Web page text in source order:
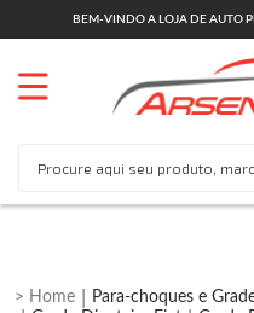
BEM-VINDO A LOJA DE AUTO
Para-choques e